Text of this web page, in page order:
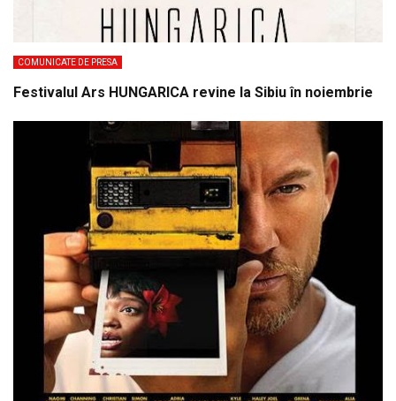
COMUNICATE DE PRESA
Festivalul Ars HUNGARICA revine la Sibiu în noiembrie